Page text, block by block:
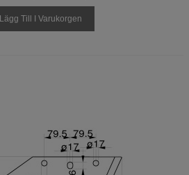
Lägg Till I Varukorgen